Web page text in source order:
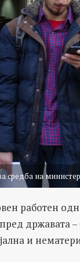
средба на
работен
државата
и